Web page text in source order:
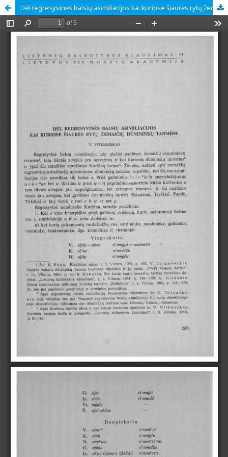
Dėl regresyvinės balsių asimiliacijos kai kuriose šiaurės rytų žemaičių dūnininkų tarmėse